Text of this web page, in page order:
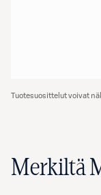
Tuotesuosittelut voivat
Merkiltä